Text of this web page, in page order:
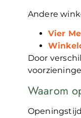
Andere
Vier
Door
Waarom